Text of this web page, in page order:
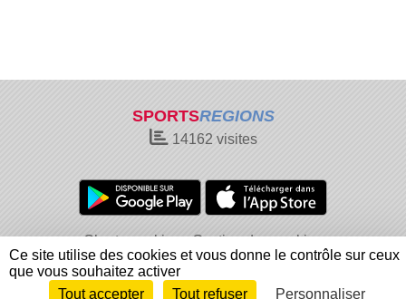
SPORTSREGIONS
14162 visites
Charte cookies
Gestion des cookies
Informations légales
Signaler un contenu inapproprié
Envie de participer ? Connexion
Ce site utilise des cookies et vous donne le contrôle sur ceux
que vous souhaitez activer
Tout accepter
Tout refuser Personnaliser